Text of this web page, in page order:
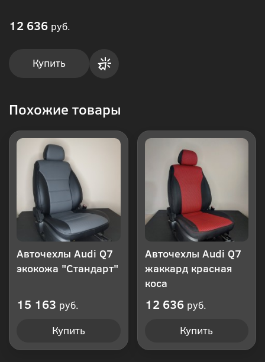
12 636 руб.
Купить
Похожие товары
Авточехлы Audi Q7
экокожа "Стандарт"
15 163 руб.
Купить
Авточехлы Audi Q7
жаккард красная
коса
12 636 руб.
Купить